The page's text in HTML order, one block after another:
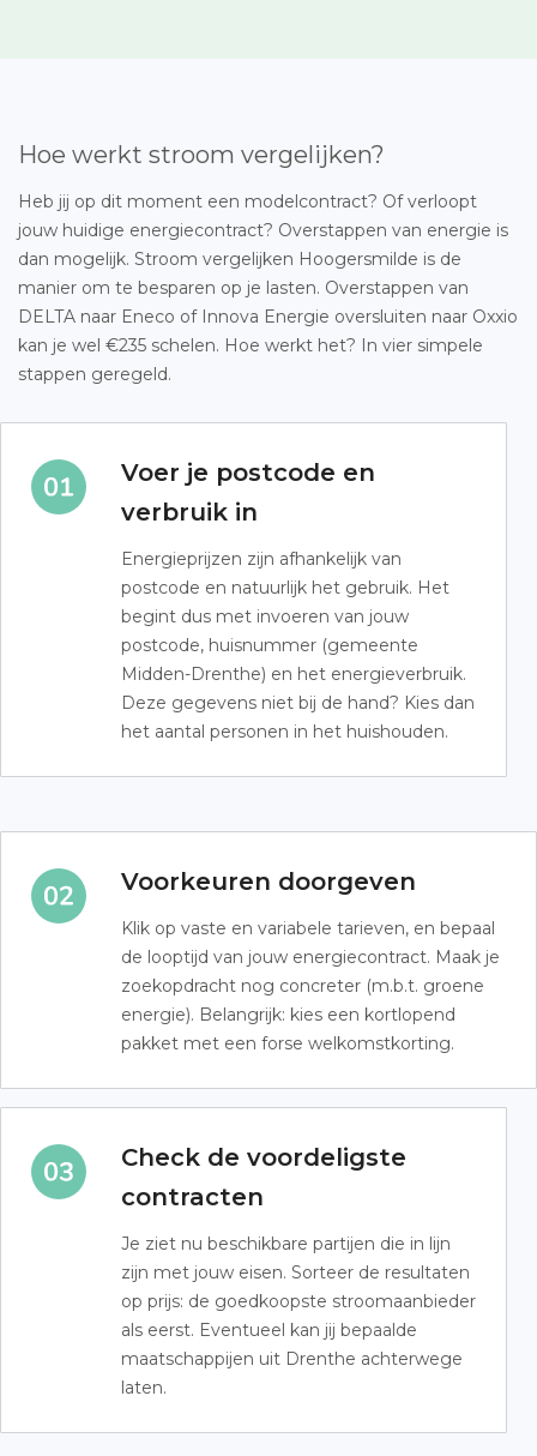
Hoe werkt stroom vergelijken?
Heb jij op dit moment een modelcontract? Of verloopt
jouw huidige energiecontract? Overstappen van energie is
dan mogelijk. Stroom vergelijken Hoogersmilde is de
manier om te besparen op je lasten. Overstappen van
DELTA naar Eneco of Innova Energie oversluiten naar Oxxio
kan je wel €235 schelen. Hoe werkt het? In vier simpele
stappen geregeld.
Voer je postcode en
verbruik in
Energieprijzen zijn afhankelijk van
postcode en natuurlijk het gebruik. Het
begint dus met invoeren van jouw
postcode, huisnummer (gemeente
Midden-Drenthe) en het energieverbruik.
Deze gegevens niet bij de hand? Kies dan
het aantal personen in het huishouden.
Voorkeuren doorgeven
Klik op vaste en variabele tarieven, en bepaal
de looptijd van jouw energiecontract. Maak je
zoekopdracht nog concreter (m.b.t. groene
energie). Belangrijk: kies een kortlopend
pakket met een forse welkomstkorting.
Check de voordeligste
contracten
Je ziet nu beschikbare partijen die in lijn
zijn met jouw eisen. Sorteer de resultaten
op prijs: de goedkoopste stroomaanbieder
als eerst. Eventueel kan jij bepaalde
maatschappijen uit Drenthe achterwege
laten.